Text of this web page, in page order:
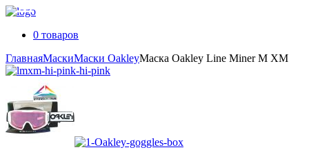
0 товаров
ГлавнаяМаскиМаски OakleyМаска Oakley Line Miner M XM